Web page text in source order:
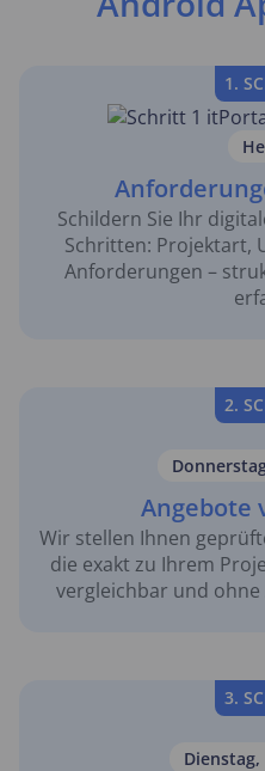
1.
Schildern Sie Ihr
Schritten: Projektart,
Anforderungen –
2.
Angebote
Wir stellen Ihnen
die exakt zu Ihrem
vergleichbar und
3.